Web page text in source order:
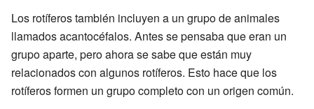
Los rotíferos también incluyen a un grupo de animales
llamados acantocéfalos. Antes se pensaba que eran un
grupo aparte, pero ahora se sabe que están muy
relacionados con algunos rotíferos. Esto hace que los
rotíferos formen un grupo completo con un origen común.